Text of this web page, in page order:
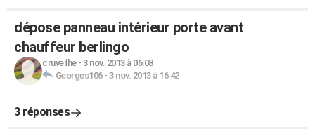
dépose panneau intérieur porte avant
chauffeur berlingo
cruveilhe- 3 nov. 2013 à 06:08
Georges106- 3 nov. 2013 à 16:42
3 réponses